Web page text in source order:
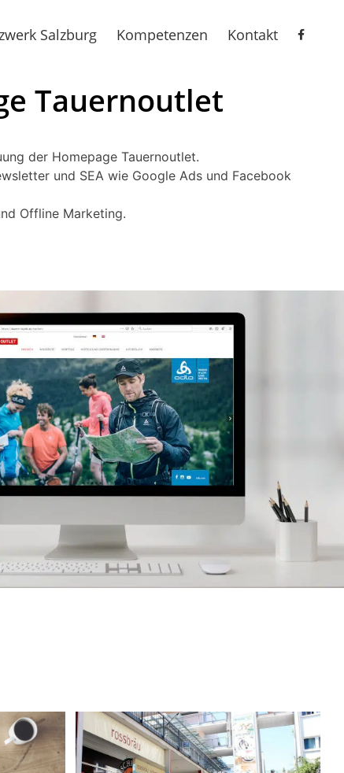
Salzburg Kompetenzen Kontakt
Tauernoutlet
der Homepage Tauernoutlet.
und SEA wie Google Ads und Facebook
Offline Marketing.